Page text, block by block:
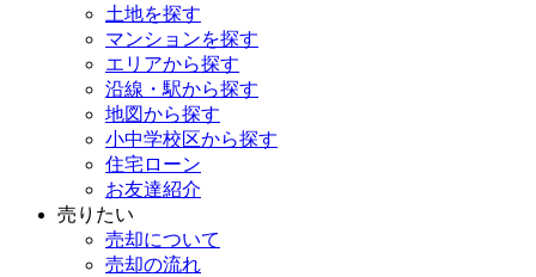
土地を探す
マンションを探す
エリアから探す
沿線・駅から探す
地図から探す
小中学校区から探す
住宅ローン
お友達紹介
売りたい
売却について
売却の流れ